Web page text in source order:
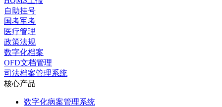
自助挂号
国考军考
医疗管理
政策法规
数字化档案
OFD文档管理
司法档案管理系统
核心产品
数字化病案管理系统